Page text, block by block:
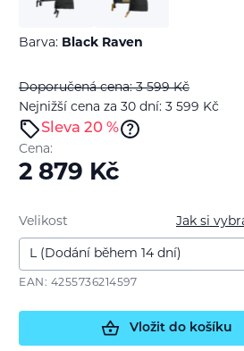
Barva: Black Raven
Doporučená cena: 3 599Kč
Nejnižší cena za 30 dní: 3 599 Kč
Sleva 20 %
Cena:
2 879 Kč
Jak si
Velikost
EAN: 4255736214597
Vložit do košíku